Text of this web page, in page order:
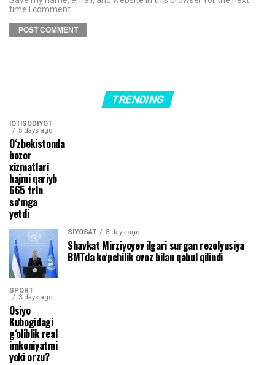
time I comment.
TRENDING
IQTISODIYOT
5 days ago
O‘zbekistonda
bozor
xizmatlari
hajmi qariyb
665 trln
so‘mga
yetdi
SIYOSAT 3 days ago
Shavkat Mirziyoyev ilgari surgan rezolyusiya
BMTda ko‘pchilik ovoz bilan qabul qilindi
SPORT
3 days ago
Osiyo
Kubogidagi
g‘oliblik real
imkoniyatmi
yoki orzu?